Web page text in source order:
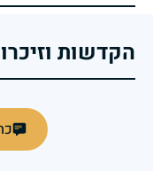
הקדשות